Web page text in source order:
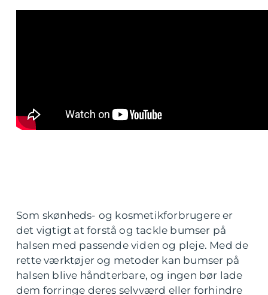
Som skønheds- og kosmetikforbrugere er
det vigtigt at forstå og tackle bumser på
halsen med passende viden og pleje. Med de
rette værktøjer og metoder kan bumser på
halsen blive håndterbare, og ingen bør lade
dem forringe deres selvværd eller forhindre